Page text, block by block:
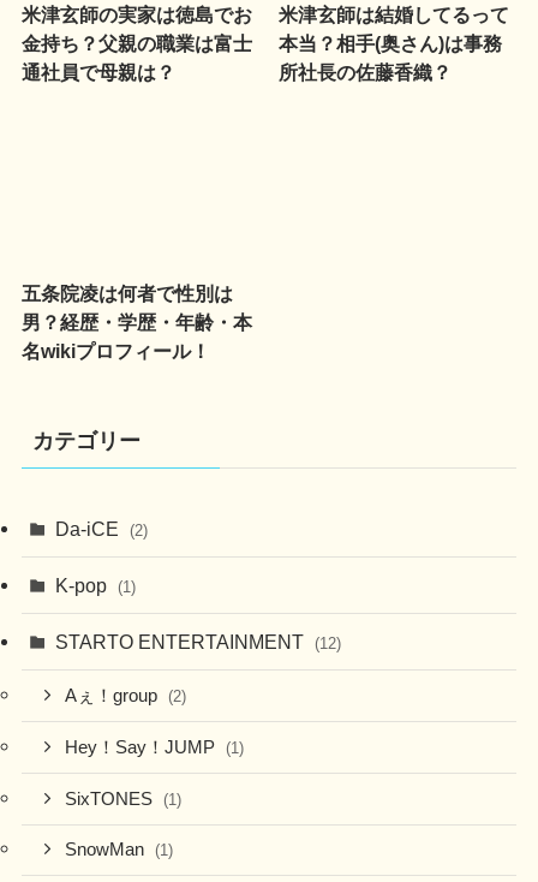
米津玄師の実家は徳島でお
金持ち？父親の職業は富士
通社員で母親は？
米津玄師は結婚してるって
本当？相手(奥さん)は事務
所社長の佐藤香織？
五条院凌は何者で性別は
男？経歴・学歴・年齢・本
名wikiプロフィール！
カテゴリー
Da-iCE (2)
K-pop (1)
STARTO ENTERTAINMENT (12)
Aぇ！group (2)
Hey！Say！JUMP (1)
SixTONES (1)
SnowMan (1)